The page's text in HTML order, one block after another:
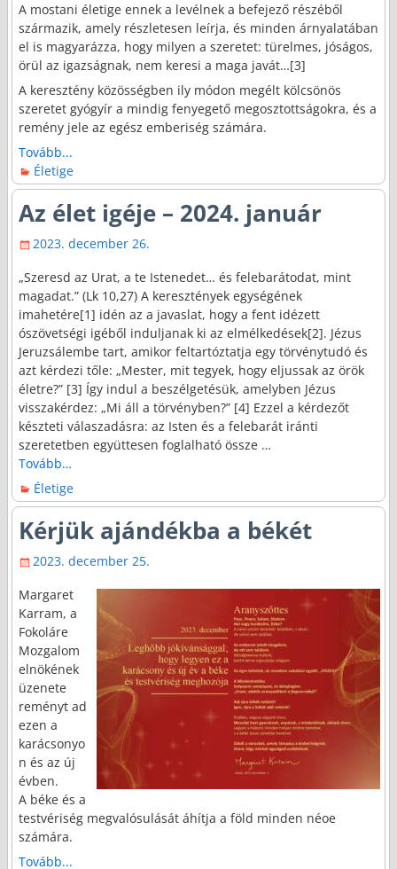
A mostani életige ennek a levélnek a befejező részéből
származik, amely részletesen leírja, és minden árnyalatában
el is magyarázza, hogy milyen a szeretet: türelmes, jóságos,
örül az igazságnak, nem keresi a maga javát…[3]
A keresztény közösségben ily módon megélt kölcsönös
szeretet gyógyír a mindig fenyegető megosztottságokra, és a
remény jele az egész emberiség számára.
Tovább...
Életige
Az élet igéje – 2024. január
2023. december 26.
„Szeresd az Urat, a te Istenedet… és felebarátodat, mint
magadat.” (Lk 10,27) A keresztények egységének
imahetére[1] idén az a javaslat, hogy a fent idézett
ószövetségi igéből induljanak ki az elmélkedések[2]. Jézus
Jeruzsálembe tart, amikor feltartóztatja egy törvénytudó és
azt kérdezi tőle: „Mester, mit tegyek, hogy eljussak az örök
életre?” [3] Így indul a beszélgetésük, amelyben Jézus
visszakérdez: „Mi áll a törvényben?” [4] Ezzel a kérdezőt
készteti válaszadásra: az Isten és a felebarát iránti
szeretetben együttesen foglalható össze …
Tovább…
Életige
Kérjük ajándékba a békét
2023. december 25.
Margaret
Karram, a
Fokoláre
Mozgalom
elnökének
üzenete
reményt ad
ezen a
karácsonyo
n és az új
évben.
A béke és a
testvériség megvalósulását áhítja a föld minden néoe
számára.
Tovább...